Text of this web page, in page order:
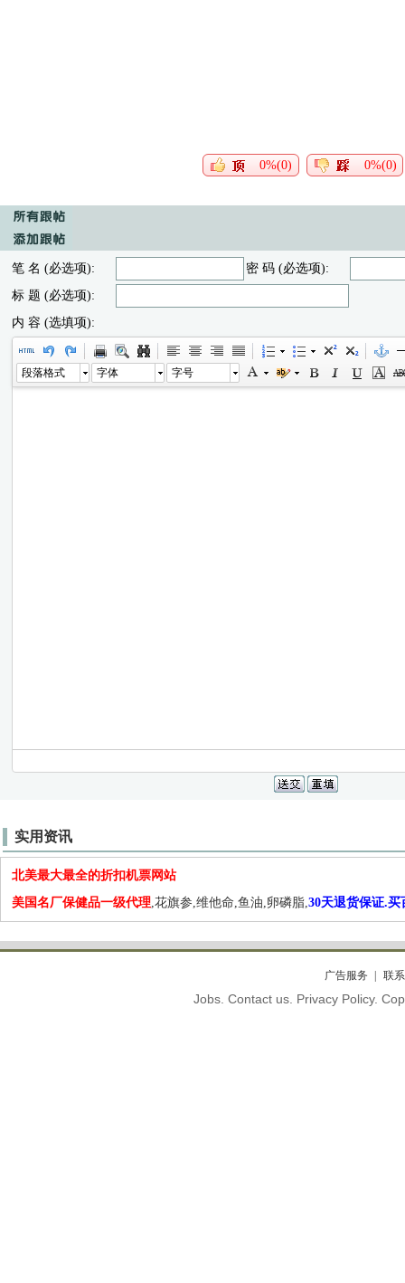
0%(0) 0%(0)
笔 名 (必选项):
密 码 (必选项):
标 题 (必选项):
内 容 (选填项):
段落格式 字体 字号
实用资讯
北美最大最全的折扣机票网站
美国名厂保健品一级代理,花旗参,维他命,鱼油,卵磷脂,30天退货保证.买
广告服务 联
Jobs. Contact us. Privacy Policy.